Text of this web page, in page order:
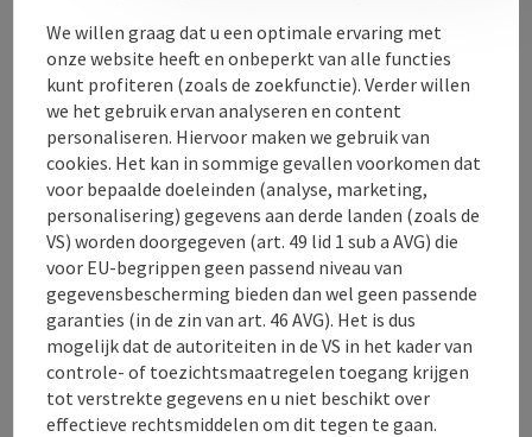
Contact
Openingstijden
Ligging
Geschiktheid
Toegankelijkheid
We willen graag dat u een optimale ervaring met
onze website heeft en onbeperkt van alle functies
kunt profiteren (zoals de zoekfunctie). Verder willen
we het gebruik ervan analyseren en content
personaliseren. Hiervoor maken we gebruik van
cookies. Het kan in sommige gevallen voorkomen dat
voor bepaalde doeleinden (analyse, marketing,
personalisering) gegevens aan derde landen (zoals de
VS) worden doorgegeven (art. 49 lid 1 sub a AVG) die
voor EU-begrippen geen passend niveau van
gegevensbescherming bieden dan wel geen passende
garanties (in de zin van art. 46 AVG). Het is dus
mogelijk dat de autoriteiten in de VS in het kader van
controle- of toezichtsmaatregelen toegang krijgen
tot verstrekte gegevens en u niet beschikt over
effectieve rechtsmiddelen om dit tegen te gaan.